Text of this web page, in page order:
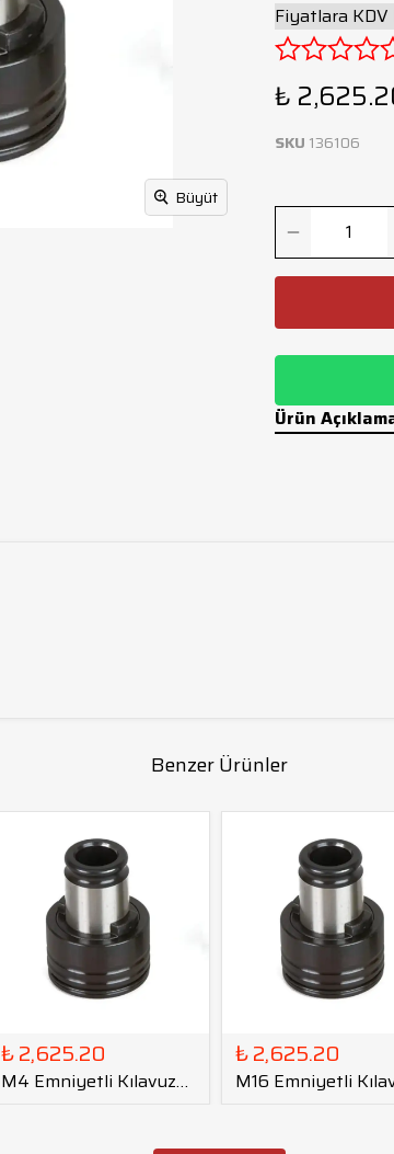
Büyüt
Fiyatlara KDV
₺
SKU 136106
Ürün
Benzer Ürünler
₺ 2,625.20
M4 Emniyetli Kılavuz
₺ 2,625.20
M16 Emniyetli